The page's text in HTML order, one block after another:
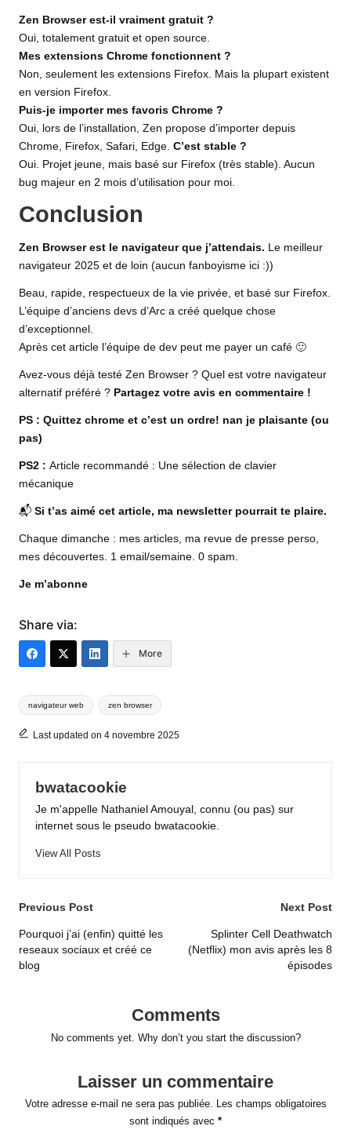
Zen Browser est-il vraiment gratuit ?
Oui, totalement gratuit et open source.
Mes extensions Chrome fonctionnent ?
Non, seulement les extensions Firefox. Mais la plupart existent
en version Firefox.
Puis-je importer mes favoris Chrome ?
Oui, lors de l’installation, Zen propose d’importer depuis
Chrome, Firefox, Safari, Edge. C’est stable ?
Oui. Projet jeune, mais basé sur Firefox (très stable). Aucun
bug majeur en 2 mois d’utilisation pour moi.
Conclusion
Zen Browser est le navigateur que j’attendais. Le meilleur
navigateur 2025 et de loin (aucun fanboyisme ici :))
Beau, rapide, respectueux de la vie privée, et basé sur Firefox.
L’équipe d’anciens devs d’Arc a créé quelque chose
d’exceptionnel.
Après cet article l’équipe de dev peut me payer un café 🙂
Avez-vous déjà testé Zen Browser ? Quel est votre navigateur
alternatif préféré ? Partagez votre avis en commentaire !
PS : Quittez chrome et c’est un ordre! nan je plaisante (ou
pas)
PS2 : Article recommandé : Une sélection de clavier
mécanique
📬 Si t’as aimé cet article, ma newsletter pourrait te plaire.
Chaque dimanche : mes articles, ma revue de presse perso,
mes découvertes. 1 email/semaine. 0 spam.
Je m’abonne
Share via:
More
Tags:
navigateur web zen browser
Last updated on 4 novembre 2025
bwatacookie
Je m'appelle Nathaniel Amouyal, connu (ou pas) sur
internet sous le pseudo bwatacookie.
View All Posts
Post
navigation
Previous Post
Pourquoi j’ai (enfin) quitté les
reseaux sociaux et créé ce
blog
Next Post
Splinter Cell Deathwatch
(Netflix) mon avis après les 8
épisodes
Comments
No comments yet. Why don’t you start the discussion?
Laisser un commentaire
Votre adresse e-mail ne sera pas publiée. Les champs obligatoires
sont indiqués avec *